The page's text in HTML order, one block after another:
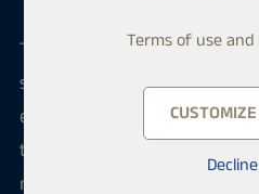
Tuletko helposti ihmisten
sinulle luontevaa asettaa
elämässäsi pyrit?
tapa tehdä töitä – työn
mahdollisuus vaikuttaa
Terms of use